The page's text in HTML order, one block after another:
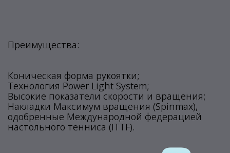
Преимущества:
Коническая форма рукоятки;
Технология Power Light System;
Высокие показатели скорости и вращения;
Накладки Максимум вращения (Spinmax),
одобренные Международной федерацией
настольного тенниса (ITTF).